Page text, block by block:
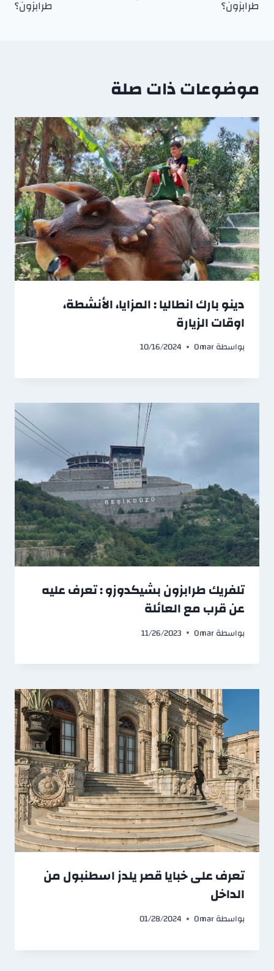
طرابزون؟ طرابزون؟
موضوعات ذات صلة
دينو بارك انطاليا : المزايا، الأنشطة،
اوقات الزيارة
بواسطةOmar
10/16/2024
تلفريك طرابزون بشيكدوزو : تعرف عليه
عن قرب مع العائلة
بواسطةOmar
11/26/2023
تعرف على خبايا قصر يلدز اسطنبول من
الداخل
بواسطةOmar
01/28/2024